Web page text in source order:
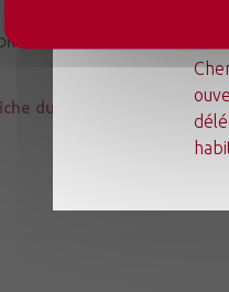
de l’année, réélection
du comité des loisirs